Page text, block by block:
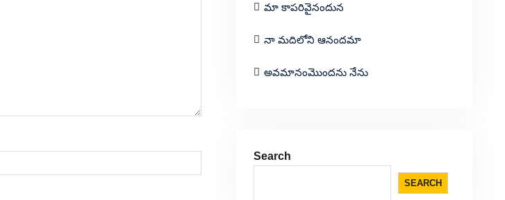
మా కాపరివైనందున
నా మదిలోని ఆనందమా
అవమానంమొందను నేను
Search
SEARCH